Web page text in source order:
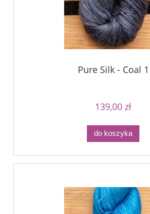
Pure Silk - Coal 1
139,00 zł
do koszyka